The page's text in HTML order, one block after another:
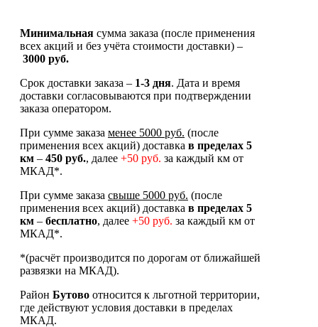
Минимальная сумма заказа (после применения
всех акций и без учёта стоимости доставки) –
3000 руб.
Срок доставки заказа – 1-3 дня. Дата и время
доставки согласовываются при подтверждении
заказа оператором.
При сумме заказа менее 5000 руб. (после
применения всех акций) доставка в пределах 5
км – 450 руб., далее +50 руб. за каждый км от
МКАД*.
При сумме заказа свыше 5000 руб. (после
применения всех акций) доставка в пределах 5
км – бесплатно, далее +50 руб. за каждый км от
МКАД*.
*(расчёт производится по дорогам от ближайшей
развязки на МКАД).
Район Бутово относится к льготной территории,
где действуют условия доставки в пределах
МКАД.